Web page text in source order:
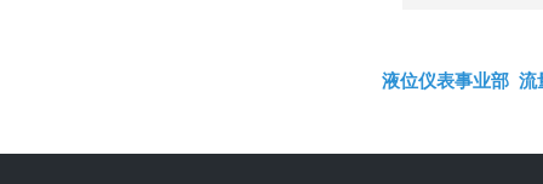
液位仪表事业部 流